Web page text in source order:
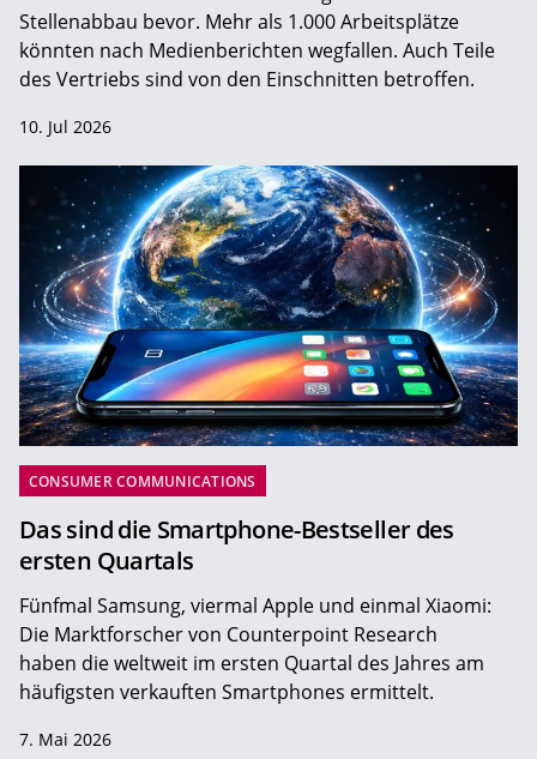
Stellenabbau bevor. Mehr als 1.000 Arbeitsplätze
könnten nach Medienberichten wegfallen. Auch Teile
des Vertriebs sind von den Einschnitten betroffen.
10. Jul 2026
CONSUMER COMMUNICATIONS
Das sind die Smartphone-Bestseller des
ersten Quartals
Fünfmal Samsung, viermal Apple und einmal Xiaomi:
Die Marktforscher von Counterpoint Research
haben die weltweit im ersten Quartal des Jahres am
häufigsten verkauften Smartphones ermittelt.
7. Mai 2026